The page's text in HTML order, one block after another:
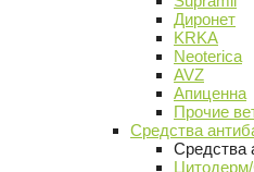
Диронет
KRKA
Neoterica
AVZ
Апиценна
Прочие
Средства
Средства